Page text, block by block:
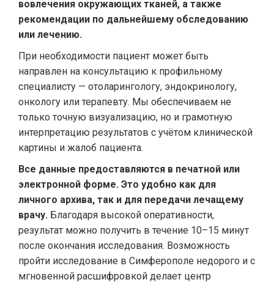
вовлечения окружающих тканей, а также
рекомендации по дальнейшему обследованию
или лечению.
При необходимости пациент может быть
направлен на консультацию к профильному
специалисту — отоларингологу, эндокринологу,
онкологу или терапевту. Мы обеспечиваем не
только точную визуализацию, но и грамотную
интерпретацию результатов с учётом клинической
картины и жалоб пациента.
Все данные предоставляются в печатной или
электронной форме. Это удобно как для
личного архива, так и для передачи лечащему
врачу. Благодаря высокой оперативности,
результат можно получить в течение 10–15 минут
после окончания исследования. Возможность
пройти исследование в Симферополе недорого и с
мгновенной расшифровкой делает центр